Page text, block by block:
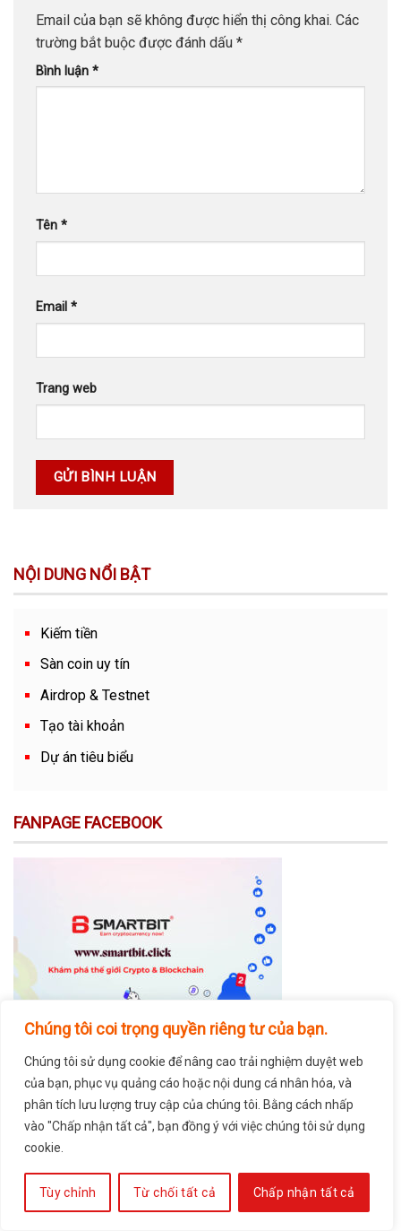
Chúng tôi coi trọng quyền riêng tư của bạn.
Chúng tôi sử dụng cookie để nâng cao trải nghiệm duyệt web
của bạn, phục vụ quảng cáo hoặc nội dung cá nhân hóa, và
phân tích lưu lượng truy cập của chúng tôi. Bằng cách nhấp
vào "Chấp nhận tất cả", bạn đồng ý với việc chúng tôi sử dụng
cookie.
Tùy chỉnh Từ chối tất cả Chấp nhận tất cả
Email của bạn sẽ không được hiển thị công khai. Các
trường bắt buộc được đánh dấu *
Bình luận *
Tên *
Email *
Trang web
NỘI DUNG NỔI BẬT
Kiếm tiền
Sàn coin uy tín
Airdrop & Testnet
Tạo tài khoản
Dự án tiêu biểu
FANPAGE FACEBOOK
BÀI VIẾT MỚI
Dự Báo Tương Lai Tiền Mã Hóa: Các Phân Tích
Chuyên Gia Cho Trader
Tự Chế Thiết Bị Theo Dõi Giá Crypto Để Bàn Tối Ưu
Cho Trader
Tiếng Việt